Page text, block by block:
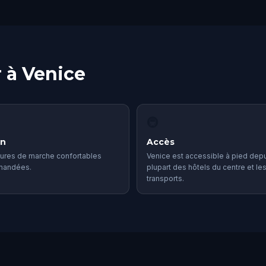
Venice
de marche confortables
Accès
Venice est accessible à pied
plupart des hôtels du centre et les
transports.